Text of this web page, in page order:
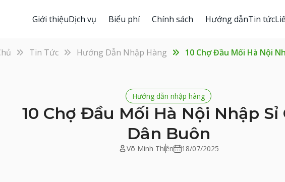
Giới thiệuDịch vụ Biểu phí Chính sách Hướng dẫnTin tức
Tin Tức Hướng Dẫn Nhập Hàng 10 Chợ Đầu Mối Hà Nội
Hướng dẫn nhập hàng
10 Chợ Đầu Mối Hà Nội Nhập Sỉ
Dân Buôn
Võ Minh Thiên 18/07/2025